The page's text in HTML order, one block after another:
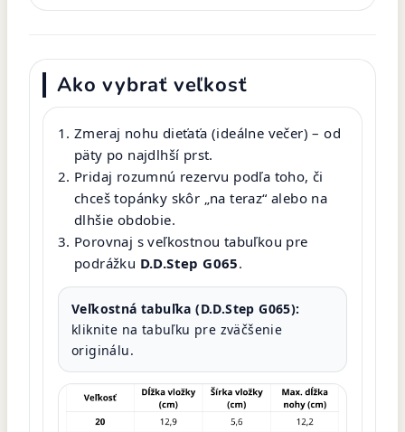
Ako vybrať veľkosť
Zmeraj nohu dieťaťa (ideálne večer) – od
päty po najdlhší prst.
Pridaj rozumnú rezervu podľa toho, či
chceš topánky skôr „na teraz“ alebo na
dlhšie obdobie.
Porovnaj s veľkostnou tabuľkou pre
podrážku D.D.Step G065.
Veľkostná tabuľka (D.D.Step G065):
kliknite na tabuľku pre zväčšenie
originálu.